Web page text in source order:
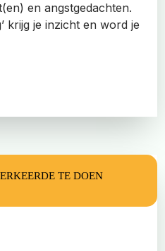
en angstgedachten.
krijg je inzicht en word je
TE DOEN